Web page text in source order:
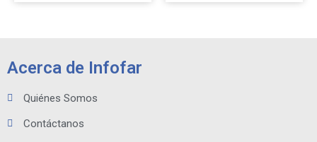
Acerca de Infofar
Quiénes Somos
Contáctanos